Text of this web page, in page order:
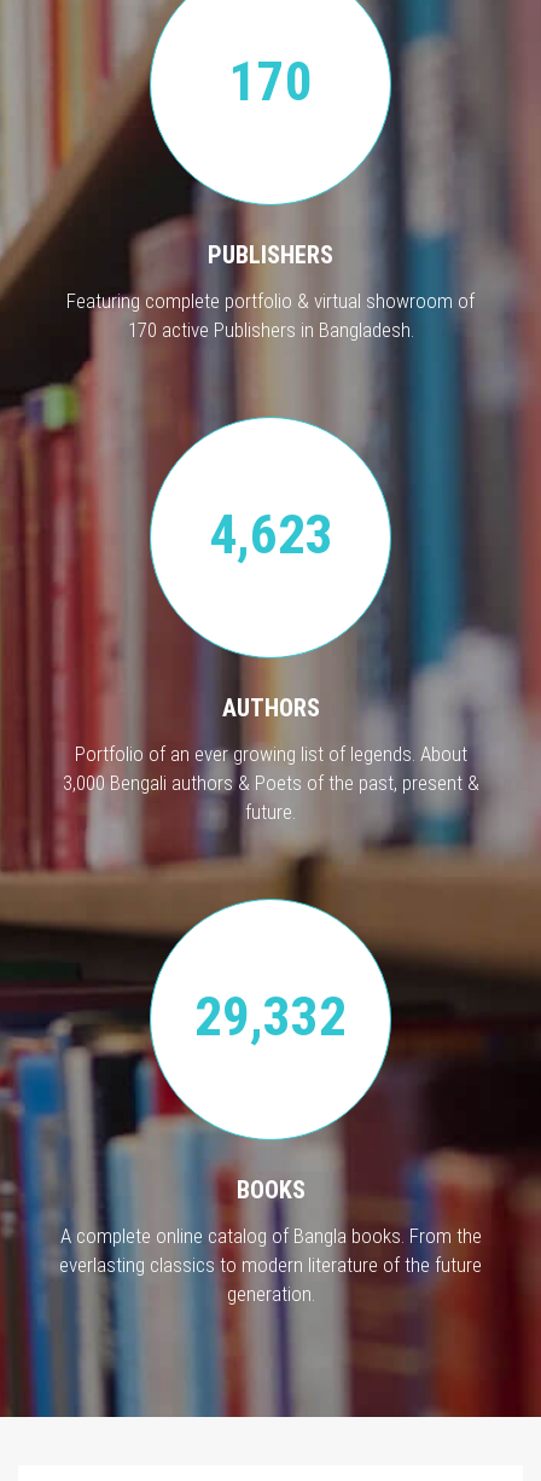
170
PUBLISHERS
Featuring complete portfolio & virtual showroom of
170 active Publishers in Bangladesh.
4,623
AUTHORS
Portfolio of an ever growing list of legends. About
3,000 Bengali authors & Poets of the past, present &
future.
29,332
BOOKS
A complete online catalog of Bangla books. From the
everlasting classics to modern literature of the future
generation.